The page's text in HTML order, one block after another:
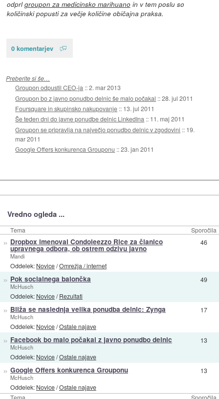
odprlgroupon za medicinsko marihuano in v tem poslu so
količinski popusti za večje količine običajna praksa.
0 komentarjev
Preberite si še…
Groupon odpustil CEO-ja ::2. mar 2013
Groupon bo z javno ponudbo delnic še malo počakal ::28. jul 2011
Foursquare in skupinsko nakupovanje :: 13. jul 2011
Še teden dni do javne ponudbe delnic LinkedIna :: 11. maj 2011
Groupon se pripravlja na največjo ponudbo delnic v zgodovini :: 19.
mar 2011
Google Offers konkurenca Grouponu ::23. jan 2011
Vredno ogleda ...
Tema Sporočila
» Dropbox imenoval Condoleezzo Rice za članico
upravnega odbora, ob ostrem odzivu javno
Mandi
Oddelek: Novice/Omrežja / internet
46
» Pok socialnega balončka
McHusch
Oddelek: Novice/Rezultati
49
» Bliža se naslednja velika ponudba delnic: Zynga
McHusch
Oddelek: Novice/Ostale najave
17
» Facebook bo malo počakal z javno ponudbo delnic
McHusch
Oddelek: Novice/Ostale najave
13
» Google Offers konkurenca Grouponu
McHusch
Oddelek: Novice/Ostale najave
13